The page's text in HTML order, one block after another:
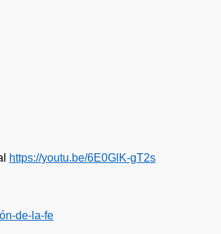
que
https://youtu.be/6E0GlK-gT2s
de-la-fe